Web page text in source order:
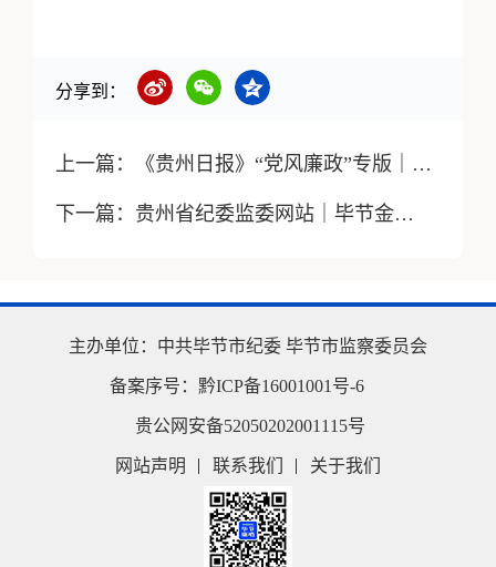
分享到：
上一篇： 《贵州日报》“党风廉政”专版｜持续加强自身建设 锻造政治过硬本领高强纪检监察铁军
下一篇： 贵州省纪委监委网站｜毕节金沙：召开卫健系统以案促改促治警示教育大会
主办单位： 中共毕节市纪委 毕节市监察委员会
备案序号： 黔ICP备16001001号-6
贵公网安备52050202001115号
网站声明 联系我们 关于我们